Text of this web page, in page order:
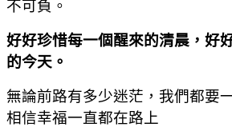
不可負。
好好珍惜每一個醒來的清晨，好
的今天。
無論前路有多少迷茫，我們都要
相信幸福一直都在路上